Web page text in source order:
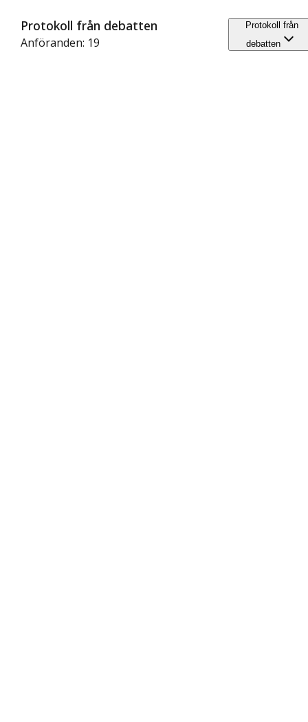
Protokoll från debatten
Anföranden: 19
Protokoll från
debatten